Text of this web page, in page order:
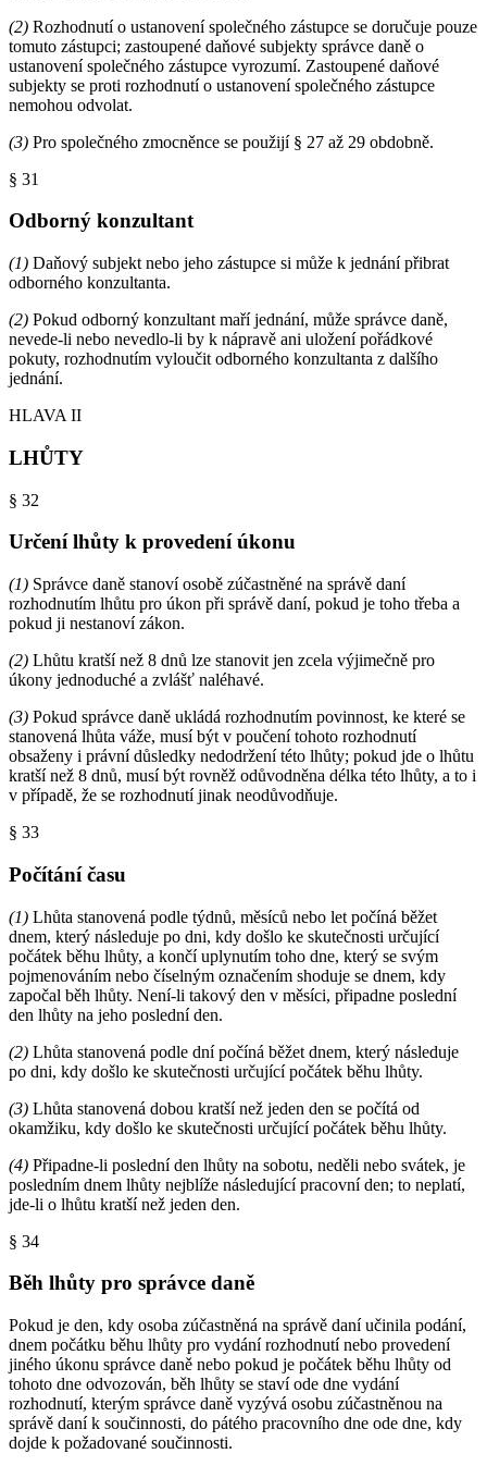
(2) Rozhodnutí o ustanovení společného zástupce se doručuje pouze
tomuto zástupci; zastoupené daňové subjekty správce daně o
ustanovení společného zástupce vyrozumí. Zastoupené daňové
subjekty se proti rozhodnutí o ustanovení společného zástupce
nemohou odvolat.
(3) Pro společného zmocněnce se použijí § 27 až 29 obdobně.
§ 31
Odborný konzultant
(1) Daňový subjekt nebo jeho zástupce si může k jednání přibrat
odborného konzultanta.
(2) Pokud odborný konzultant maří jednání, může správce daně,
nevede-li nebo nevedlo-li by k nápravě ani uložení pořádkové
pokuty, rozhodnutím vyloučit odborného konzultanta z dalšího
jednání.
HLAVA II
LHŮTY
§ 32
Určení lhůty k provedení úkonu
(1) Správce daně stanoví osobě zúčastněné na správě daní
rozhodnutím lhůtu pro úkon při správě daní, pokud je toho třeba a
pokud ji nestanoví zákon.
(2) Lhůtu kratší než 8 dnů lze stanovit jen zcela výjimečně pro
úkony jednoduché a zvlášť naléhavé.
(3) Pokud správce daně ukládá rozhodnutím povinnost, ke které se
stanovená lhůta váže, musí být v poučení tohoto rozhodnutí
obsaženy i právní důsledky nedodržení této lhůty; pokud jde o lhůtu
kratší než 8 dnů, musí být rovněž odůvodněna délka této lhůty, a to i
v případě, že se rozhodnutí jinak neodůvodňuje.
§ 33
Počítání času
(1) Lhůta stanovená podle týdnů, měsíců nebo let počíná běžet
dnem, který následuje po dni, kdy došlo ke skutečnosti určující
počátek běhu lhůty, a končí uplynutím toho dne, který se svým
pojmenováním nebo číselným označením shoduje se dnem, kdy
započal běh lhůty. Není-li takový den v měsíci, připadne poslední
den lhůty na jeho poslední den.
(2) Lhůta stanovená podle dní počíná běžet dnem, který následuje
po dni, kdy došlo ke skutečnosti určující počátek běhu lhůty.
(3) Lhůta stanovená dobou kratší než jeden den se počítá od
okamžiku, kdy došlo ke skutečnosti určující počátek běhu lhůty.
(4) Připadne-li poslední den lhůty na sobotu, neděli nebo svátek, je
posledním dnem lhůty nejblíže následující pracovní den; to neplatí,
jde-li o lhůtu kratší než jeden den.
§ 34
Běh lhůty pro správce daně
Pokud je den, kdy osoba zúčastněná na správě daní učinila podání,
dnem počátku běhu lhůty pro vydání rozhodnutí nebo provedení
jiného úkonu správce daně nebo pokud je počátek běhu lhůty od
tohoto dne odvozován, běh lhůty se staví ode dne vydání
rozhodnutí, kterým správce daně vyzývá osobu zúčastněnou na
správě daní k součinnosti, do pátého pracovního dne ode dne, kdy
dojde k požadované součinnosti.